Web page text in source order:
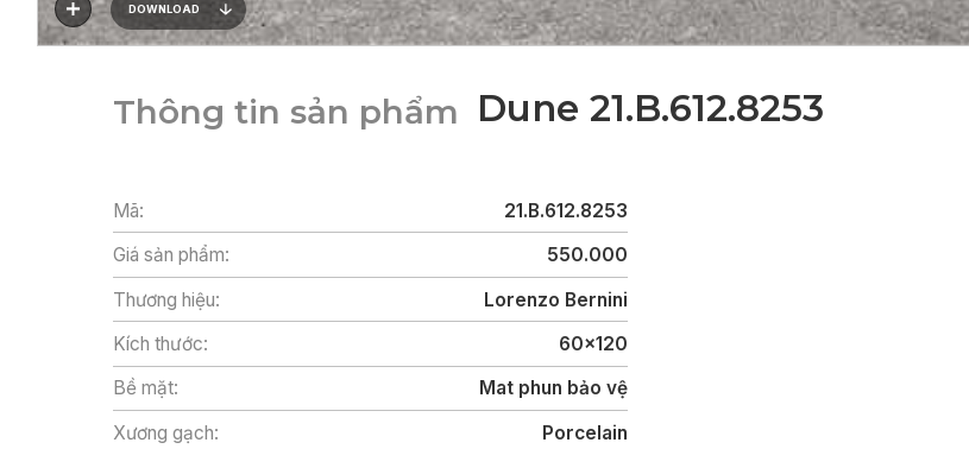
DOWNLOAD
Thông tin sản phẩm Dune 21.B.612.8253
Mã:
21.B.612.8253
Giá sản phẩm:
550.000
Thương hiệu:
Lorenzo Bernini
Kích thước:
60x120
Bề mặt:
Mat phun bảo vệ
Xương gạch:
Porcelain